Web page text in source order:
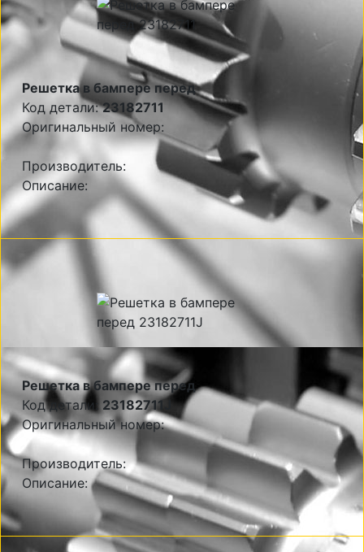
Решетка в бампере перед
Код детали:23182711
Оригинальный номер:
Производитель:
Описание:
Решетка в бампере перед
Код детали: 23182711J
Оригинальный номер:
Производитель:
Описание: